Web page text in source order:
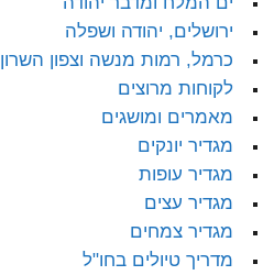
ירושלים, יהודה ושפלה
כרמל, רמות מנשה וצפון השרון
לקוחות מרוצים
מאמרים ומושגים
מגדיר יונקים
מגדיר עופות
מגדיר עצים
מגדיר צמחים
מדריך טיולים בחו"ל